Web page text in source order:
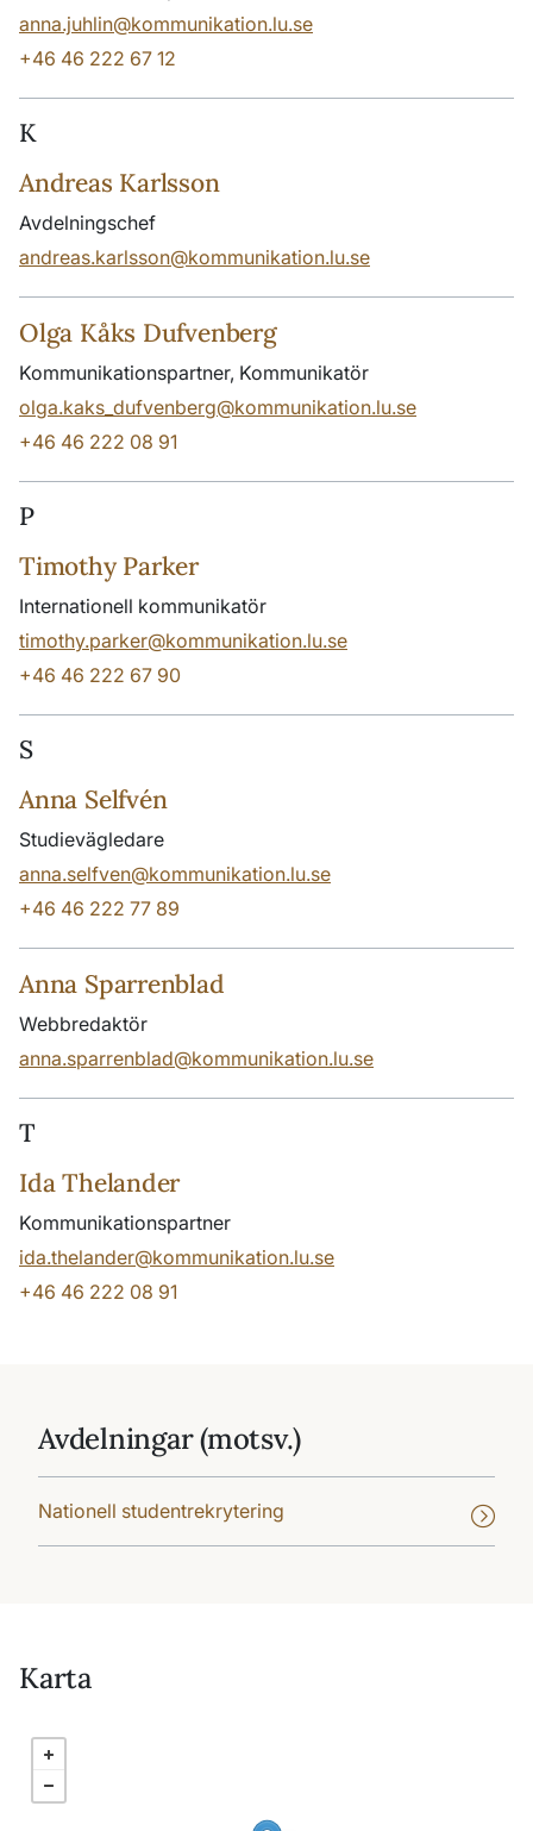
anna.juhlin@kommunikation.lu.se
+46 46 222 67 12
K
Andreas Karlsson
Avdelningschef
andreas.karlsson@kommunikation.lu.se
Olga Kåks Dufvenberg
Kommunikationspartner, Kommunikatör
olga.kaks_dufvenberg@kommunikation.lu.se
+46 46 222 08 91
P
Timothy Parker
Internationell kommunikatör
timothy.parker@kommunikation.lu.se
+46 46 222 67 90
S
Anna Selfvén
Studievägledare
anna.selfven@kommunikation.lu.se
+46 46 222 77 89
Anna Sparrenblad
Webbredaktör
anna.sparrenblad@kommunikation.lu.se
T
Ida Thelander
Kommunikationspartner
ida.thelander@kommunikation.lu.se
+46 46 222 08 91
Avdelningar (motsv.)
Nationell studentrekrytering
Karta